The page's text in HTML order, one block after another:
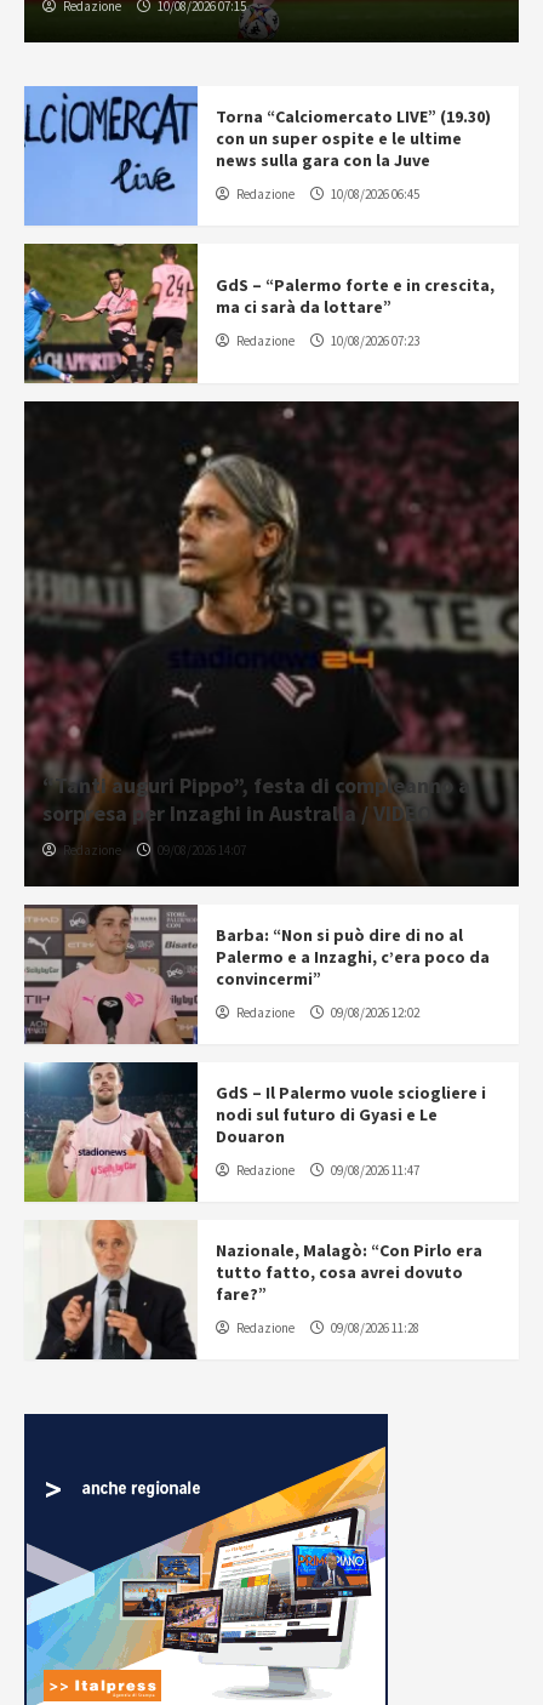
Redazione 10/08/2026 07:15
Torna “Calciomercato LIVE” (19.30)
con un super ospite e le ultime
news sulla gara con la Juve
Redazione 10/08/2026 06:45
GdS – “Palermo forte e in crescita,
ma ci sarà da lottare”
Redazione 10/08/2026 07:23
“Tanti auguri Pippo”, festa di compleanno a
sorpresa per Inzaghi in Australia / VIDEO
Redazione 09/08/2026 14:07
Barba: “Non si può dire di no al
Palermo e a Inzaghi, c’era poco da
convincermi”
Redazione 09/08/2026 12:02
GdS – Il Palermo vuole sciogliere i
nodi sul futuro di Gyasi e Le
Douaron
Redazione 09/08/2026 11:47
Nazionale, Malagò: “Con Pirlo era
tutto fatto, cosa avrei dovuto
fare?”
Redazione 09/08/2026 11:28